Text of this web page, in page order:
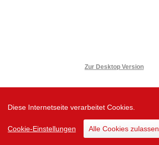
Diese Internetseite verarbeitet Cookies.
Cookie-Einstellungen Alle Cookies zulassen
Zur Desktop Version